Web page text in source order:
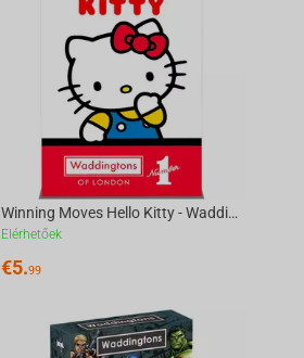
Winning Moves Hello Kitty - Waddingtons Number 1 Playing Cards English
Elérhetőek
€5.99